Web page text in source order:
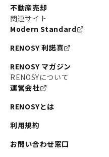
不動産売却
関連サイト
Modern Standard
RENOSY 利諾喜
RENOSY マガジン
RENOSYについて
運営会社
RENOSYとは
利用規約
お問い合わせ窓口